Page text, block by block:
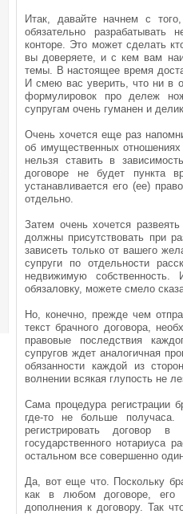
Итак, давайте начнем с
обязательно разрабатывать
конторе. Это может сделать
вы доверяете, и с кем вам
темы. В настоящее время
И смею вас уверить, что ни в
формулировок про дележ
супругам очень гуманен и
Очень хочется еще раз
об имущественных
нельзя ставить в
договоре не будет пункта
устанавливается его (ее)
отдельно.
Затем очень хочется
должны присутствовать при
зависеть только от вашего
супруги по отдельности
недвижимую
обязаловку, можете смело
Но, конечно, прежде чем
текст брачного договора,
правовые последствия
супругов ждет аналогичная
обязанности каждой из
волнении всякая глупость не
Сама процедура регистрации
где-то не больше
регистрировать договор
государственного нотариуса
остальном все совершенно
Да, вот еще что. Поскольку
как в любом договоре, его
дополнения к договору. Так